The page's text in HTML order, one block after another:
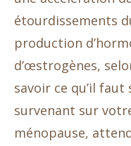
étourdissements
production
d’œstrogènes,
savoir ce qu’il
survenant sur
ménopause,